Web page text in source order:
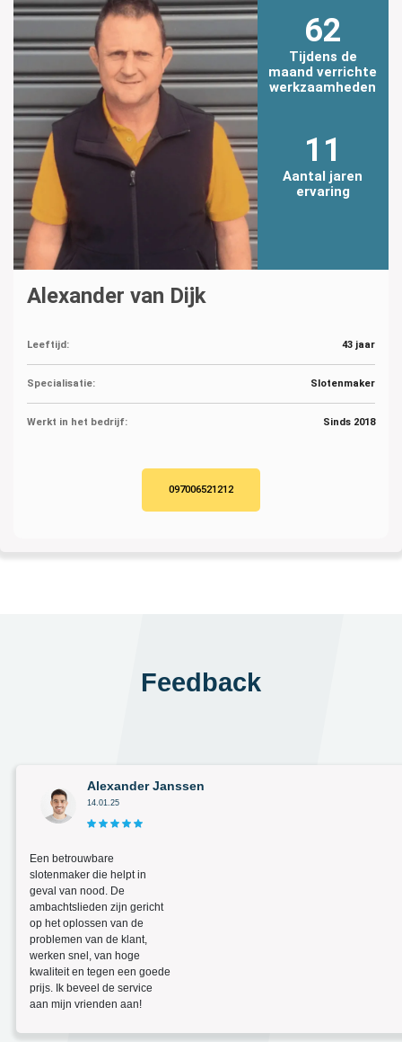
62
Tijdens de
maand verrichte
werkzaamheden
11
Aantal jaren
ervaring
Alexander van Dijk
Leeftijd: 43 jaar
Specialisatie: Slotenmaker
Werkt in het bedrijf: Sinds 2018
097006521212
Feedback
Alexander Janssen
14.01.25
Een betrouwbare
slotenmaker die helpt in
geval van nood. De
ambachtslieden zijn gericht
op het oplossen van de
problemen van de klant,
werken snel, van hoge
kwaliteit en tegen een goede
prijs. Ik beveel de service
aan mijn vrienden aan!